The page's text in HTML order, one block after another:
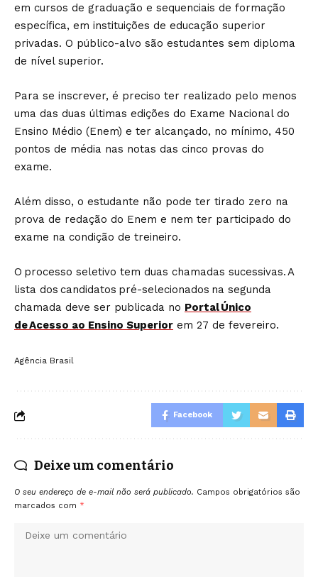
em cursos de graduação e sequenciais de formação
específica, em instituições de educação superior
privadas. O público-alvo são estudantes sem diploma
de nível superior.
Para se inscrever, é preciso ter realizado pelo menos
uma das duas últimas edições do Exame Nacional do
Ensino Médio (Enem) e ter alcançado, no mínimo, 450
pontos de média nas notas das cinco provas do
exame.
Além disso, o estudante não pode ter tirado zero na
prova de redação do Enem e nem ter participado do
exame na condição de treineiro.
O processo seletivo tem duas chamadas sucessivas. A
lista dos candidatos pré-selecionados na segunda
chamada deve ser publicada no Portal Único
de Acesso ao Ensino Superior em 27 de fevereiro.
Agência Brasil
Facebook
Deixe um comentário
O seu endereço de e-mail não será publicado. Campos obrigatórios são
marcados com *